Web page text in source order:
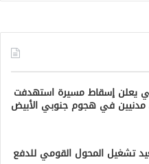
يعلن إسقاط مسيرة استهدفت
تشغيل المحول القومي للدفع